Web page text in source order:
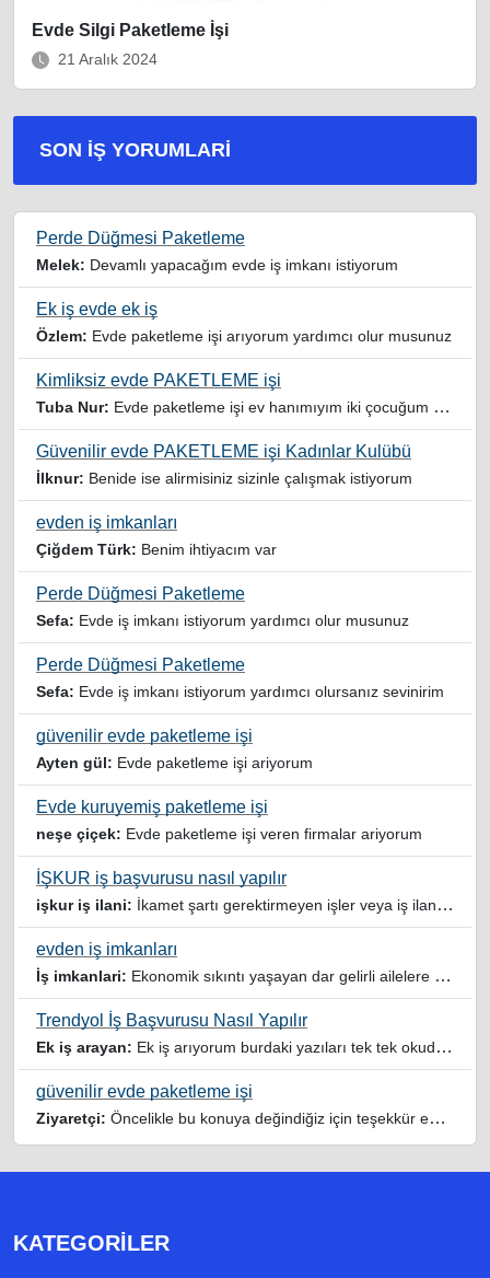
Evde Silgi Paketleme İşi
21 Aralık 2024
SON İŞ YORUMLARI
Perde Düğmesi Paketleme
Melek: Devamlı yapacağım evde iş imkanı istiyorum
Ek iş evde ek iş
Özlem: Evde paketleme işi arıyorum yardımcı olur musunuz
Kimliksiz evde PAKETLEME işi
Tuba Nur: Evde paketleme işi ev hanımıyım iki çocuğum var yardımcı olursanız sevinirim
Güvenilir evde PAKETLEME işi Kadınlar Kulübü
İlknur: Benide ise alirmisiniz sizinle çalışmak istiyorum
evden iş imkanları
Çiğdem Türk: Benim ihtiyacım var
Perde Düğmesi Paketleme
Sefa: Evde iş imkanı istiyorum yardımcı olur musunuz
Perde Düğmesi Paketleme
Sefa: Evde iş imkanı istiyorum yardımcı olursanız sevinirim
güvenilir evde paketleme işi
Ayten gül: Evde paketleme işi ariyorum
Evde kuruyemiş paketleme işi
neşe çiçek: Evde paketleme işi veren firmalar ariyorum
İŞKUR iş başvurusu nasıl yapılır
işkur iş ilani: İkamet şartı gerektirmeyen işler veya iş ilanlari da listelensin. Arama sonucuna işverenin tercih ettiği ikamet illeri de eklense olmazmi
evden iş imkanları
İş imkanlari: Ekonomik sıkıntı yaşayan dar gelirli ailelere özellikle evde iş imkanı sağlayan bu durumdan istifade eden ev hanımlarına büyük bir nimet çalışmak ev Ekonomisine benim gibi destek olmak isteyenler sağlam güvenilir sitelere rağbet etsin her ilan yada reklam doğru adres olmayabiliyor arkadaşlar, bu alanda bize yol gösteren yardımcı olan doğru şekilde yönlendiren sayfaya teşekkür ederim elinize emeklerine sağlık
Trendyol İş Başvurusu Nasıl Yapılır
Ek iş arayan: Ek iş arıyorum burdaki yazıları tek tek okudum faydalı iş imkanları var tsk let
güvenilir evde paketleme işi
Ziyaretçi: Öncelikle bu konuya değindiğiz için teşekkür ederim maalesef bu tarzda yazılarla inanıp aldanan ve dolandirilan insanlar oluyor, o yüzden bu sektörlerde işini hakkıyla yapan siteler ve sayfalara itibar edilmeli,üç beş demeden ek gelir ile evine destek olmayan iyi niyetli insanlarında iyi niyetleri suistimal edilmemeli,sayfanızın geniş kitlelere doğru ve gerçek adresten ulaşması temennisiyle kolaylıklar dilerim..
KATEGORILER